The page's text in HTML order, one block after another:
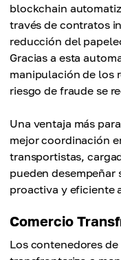
blockchain
través de contratos
reducción del
Gracias a esta
manipulación de los
riesgo de fraude se
Una ventaja más
mejor coordinación
transportistas,
pueden desempeñar
proactiva y eficiente
Comercio
Los contenedores